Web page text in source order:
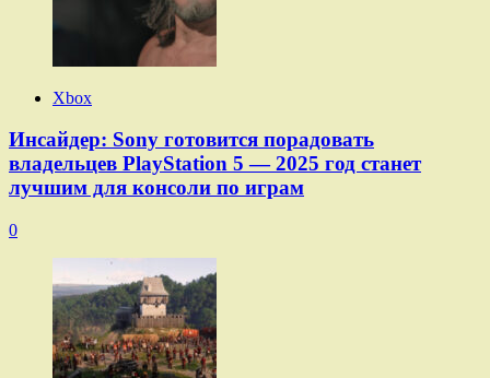
Xbox
Инсайдер: Sony готовится порадовать
владельцев PlayStation 5 — 2025 год станет
лучшим для консоли по играм
0